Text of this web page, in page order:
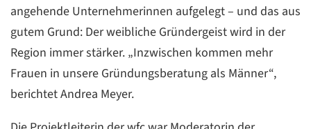
angehende Unternehmerinnen aufgelegt – und das aus
gutem Grund: Der weibliche Gründergeist wird in der
Region immer stärker. „Inzwischen kommen mehr
Frauen in unsere Gründungsberatung als Männer“,
berichtet Andrea Meyer.